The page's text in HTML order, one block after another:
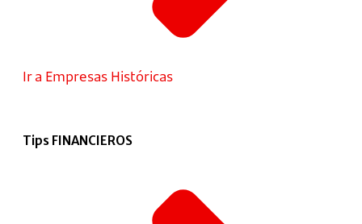
Ir a Empresas Históricas
Tips FINANCIEROS